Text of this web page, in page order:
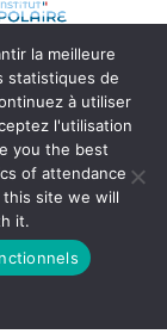
(Service
la meilleure
statistiques de
à utiliser
l'utilisation
you the best
of attendance
site we will
it.